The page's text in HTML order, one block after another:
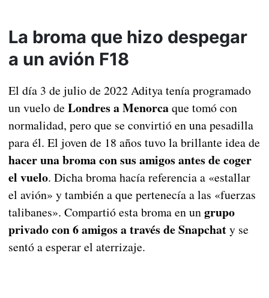
La broma que hizo despegar
a un avión F18
El día 3 de julio de 2022 Aditya tenía programado
un vuelo de Londres a Menorcaque tomó con
normalidad, pero que se convirtió en una pesadilla
para él. El joven de 18 años tuvo la brillante idea de
hacer una broma con sus amigos antes de coger
el vuelo. Dicha broma hacía referencia a «estallar
el avión» y también a que pertenecía a las «fuerzas
talibanes». Compartió esta broma en ungrupo
privado con 6 amigos a través de Snapchaty se
sentó a esperar el aterrizaje.